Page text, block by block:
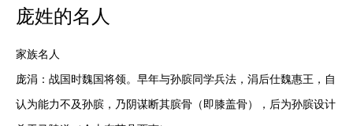
庞姓的名人
家族名人
庞涓：战国时魏国将领。早年与孙膑同学兵法，涓后仕魏惠王，自
认为能力不及孙膑，乃阴谋断其膑骨（即膝盖骨），后为孙膑设计